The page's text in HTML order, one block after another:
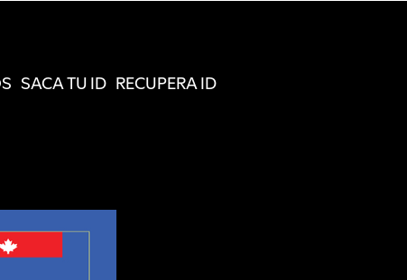
SACA TU ID RECUPERA ID